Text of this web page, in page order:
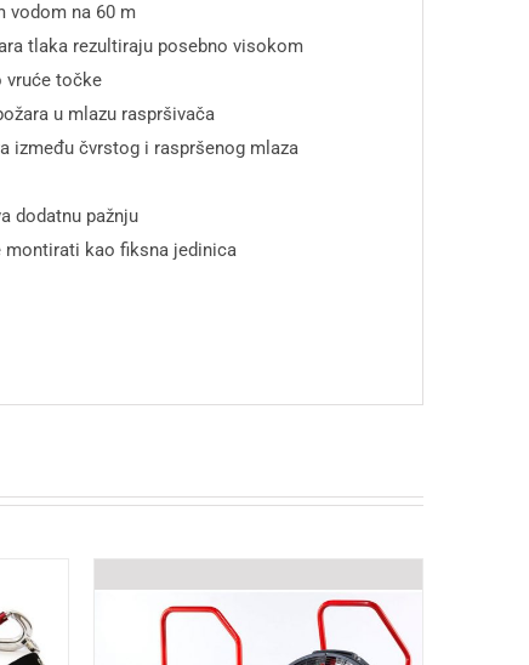
vodom na 60 m
tlaka rezultiraju posebno visokom
vruće točke
u mlazu raspršivača
između čvrstog i raspršenog mlaza
dodatnu pažnju
montirati kao fiksna jedinica